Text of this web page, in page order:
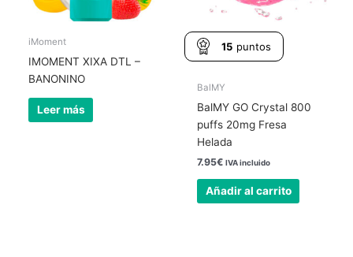
iMoment
IMOMENT XIXA DTL –
BANONINO
Leer más
15 puntos
BalMY
BalMY GO Crystal 800
puffs 20mg Fresa
Helada
7.95€ IVA incluido
Añadir al carrito